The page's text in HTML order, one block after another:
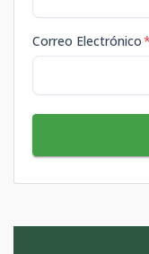
Correo Electrónico*